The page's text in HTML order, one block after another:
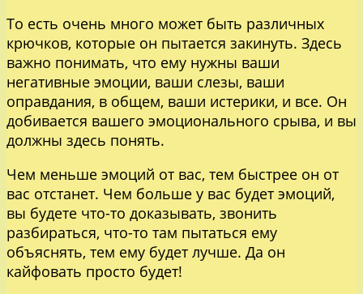
То есть очень много может быть различных
крючков, которые он пытается закинуть. Здесь
важно понимать, что ему нужны ваши
негативные эмоции, ваши слезы, ваши
оправдания, в общем, ваши истерики, и все. Он
добивается вашего эмоционального срыва, и вы
должны здесь понять.
Чем меньше эмоций от вас, тем быстрее он от
вас отстанет. Чем больше у вас будет эмоций,
вы будете что-то доказывать, звонить
разбираться, что-то там пытаться ему
объяснять, тем ему будет лучше. Да он
кайфовать просто будет!